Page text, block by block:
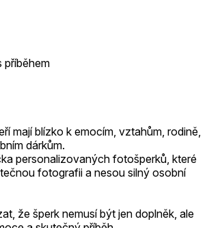
mají blízko k emocím, vztahům, rodině,
dárkům.
personalizovaných fotošperků, které
fotografii a nesou silný osobní
že šperk nemusí být jen doplněk, ale